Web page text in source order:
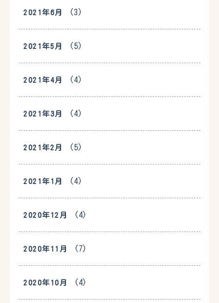
2021年6月 (3)
2021年5月 (5)
2021年4月 (4)
2021年3月 (4)
2021年2月 (5)
2021年1月 (4)
2020年12月 (4)
2020年11月 (7)
2020年10月 (4)